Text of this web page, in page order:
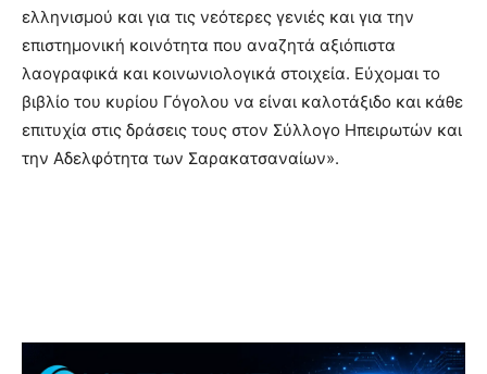
ελληνισμού και για τις νεότερες γενιές και για την
επιστημονική κοινότητα που αναζητά αξιόπιστα
λαογραφικά και κοινωνιολογικά στοιχεία. Εύχομαι το
βιβλίο του κυρίου Γόγολου να είναι καλοτάξιδο και κάθε
επιτυχία στις δράσεις τους στον Σύλλογο Ηπειρωτών και
την Αδελφότητα των Σαρακατσαναίων».